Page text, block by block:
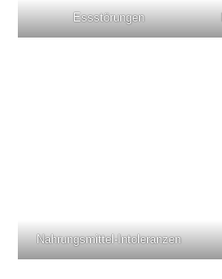
Essstörungen
Nahrungsmittel-Intoleranzen